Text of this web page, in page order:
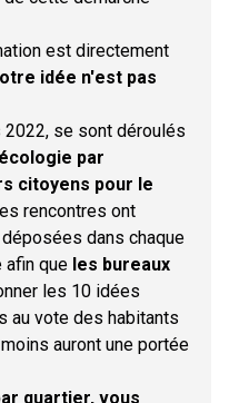
est directement
idée n'est pas
2022, se sont déroulés
par
citoyens pour le
rencontres ont
dans chaque
afin que les bureaux
les 10 idées
au vote des habitants
auront une portée
quartier, vous